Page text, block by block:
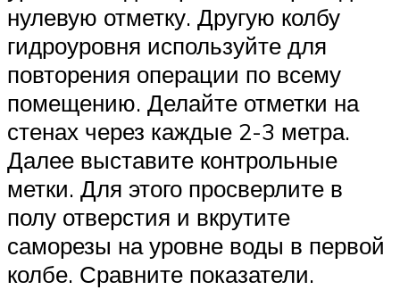
нулевую отметку. Другую колбу
гидроуровня используйте для
повторения операции по всему
помещению. Делайте отметки на
стенах через каждые 2-3 метра.
Далее выставите контрольные
метки. Для этого просверлите в
полу отверстия и вкрутите
саморезы на уровне воды в первой
колбе. Сравните показатели.